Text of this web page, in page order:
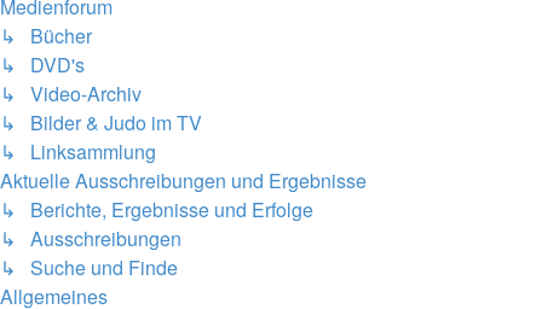
Medienforum
↳ Bücher
↳ DVD's
↳ Video-Archiv
↳ Bilder & Judo im TV
↳ Linksammlung
Aktuelle Ausschreibungen und Ergebnisse
↳ Berichte, Ergebnisse und Erfolge
↳ Ausschreibungen
↳ Suche und Finde
Allgemeines